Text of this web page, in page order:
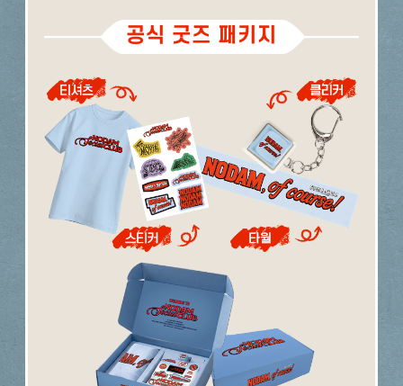
공식 굿즈 패키지